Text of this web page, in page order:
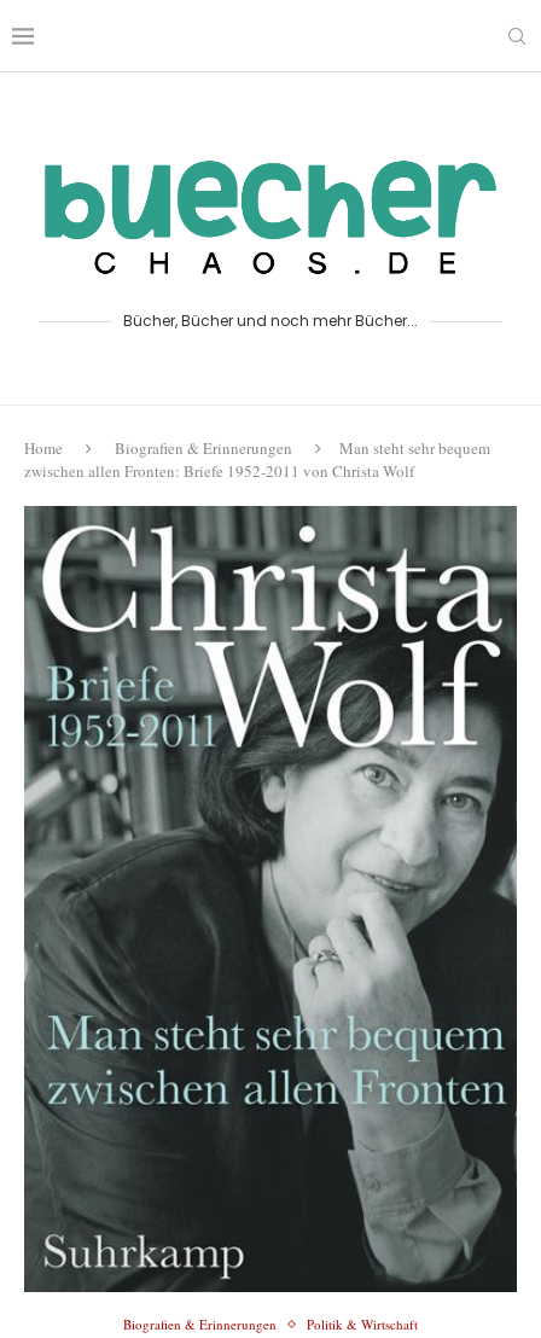
Bücher, Bücher und noch mehr Bücher...
Home Biografien & Erinnerungen
Man steht sehr bequem
zwischen allen Fronten: Briefe 1952-2011 von Christa Wolf
Biografien & Erinnerungen Politik & Wirtschaft